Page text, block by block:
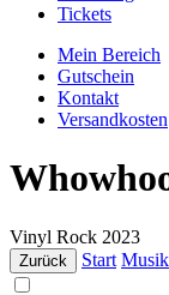
Tickets
Mein Bereich
Gutschein
Kontakt
Versandkosten
Vinyl Rock 2023
Zurück Start Musik